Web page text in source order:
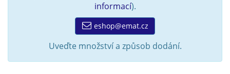
informací).
eshop@emat.cz
Uveďte množství a způsob dodání.